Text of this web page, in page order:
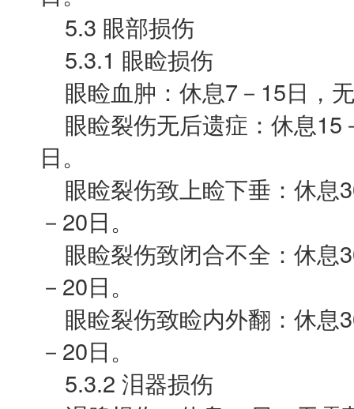
5.3 眼部损伤
5.3.1 眼睑损伤
眼睑血肿：休息7－15日，
眼睑裂伤无后遗症：休息15
日。
眼睑裂伤致上睑下垂：休息
－20日。
眼睑裂伤致闭合不全：休息
－20日。
眼睑裂伤致睑内外翻：休息
－20日。
5.3.2 泪器损伤